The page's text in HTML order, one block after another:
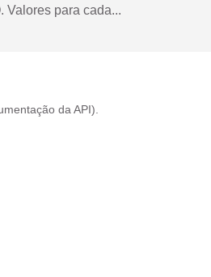
Valores para cada...
da API ).